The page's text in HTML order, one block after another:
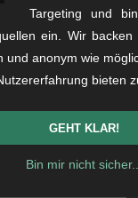
/ Grey
100
Targeting und
ein. Wir
und anonym wie
bieten
GEHT KLAR!
Bin mir nicht sicher...